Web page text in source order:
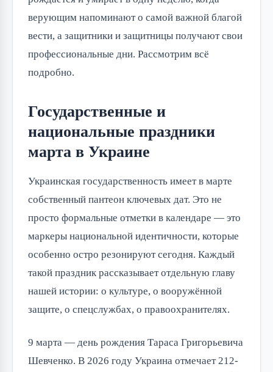
верующим напоминают о самой важной благой
вести, а защитники и защитницы получают свои
профессиональные дни. Рассмотрим всё
подробно.
Государственные и
национальные праздники
марта в Украине
Украинская государственность имеет в марте
собственный пантеон ключевых дат. Это не
просто формальные отметки в календаре — это
маркеры национальной идентичности, которые
особенно остро резонируют сегодня. Каждый
такой праздник рассказывает отдельную главу
нашей истории: о культуре, о вооружённой
защите, о спецслужбах, о правоохранителях.
9 марта — день рождения Тараса Григорьевича
Шевченко. В 2026 году Украина отмечает 212-